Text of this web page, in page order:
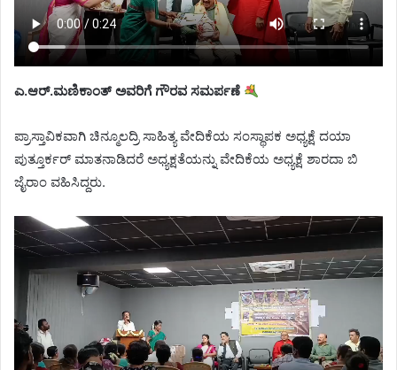
ಎ.ಆರ್.ಮಣಿಕಾಂತ್ ಅವರಿಗೆ ಗೌರವ ಸಮರ್ಪಣೆ
ಪ್ರಾಸ್ತಾವಿಕವಾಗಿ ಚಿನ್ಮೂಲದ್ರಿ ಸಾಹಿತ್ಯ ವೇದಿಕೆಯ ಸಂಸ್ಥಾಪಕ ಅಧ್ಯಕ್ಷೆ ದಯಾ
ಪುತ್ತೂರ್ಕರ್ ಮಾತನಾಡಿದರೆ ಅಧ್ಯಕ್ಷತೆಯನ್ನು ವೇದಿಕೆಯ ಅಧ್ಯಕ್ಷೆ ಶಾರದಾ ಬಿ
ಜೈರಾಂ ವಹಿಸಿದ್ದರು.